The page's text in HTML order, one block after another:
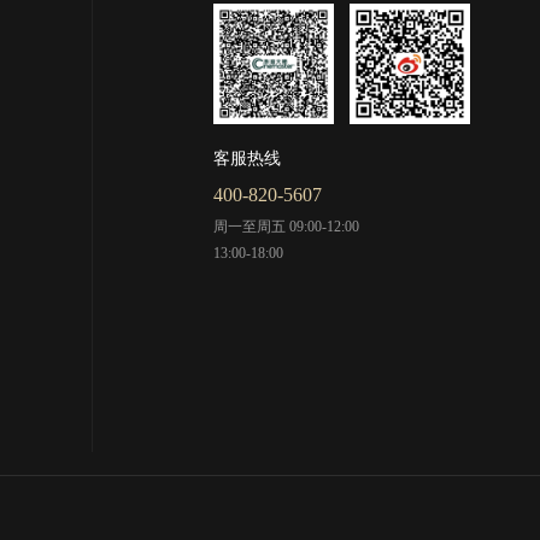
客服热线
400-820-5607
周一至周五 09:00-12:00
13:00-18:00